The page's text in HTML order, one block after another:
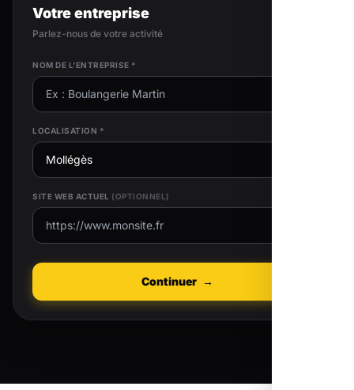
Votre entreprise
Parlez-nous de votre activité
NOM DE L'ENTREPRISE *
LOCALISATION *
SITE WEB ACTUEL (OPTIONNEL)
Continuer →